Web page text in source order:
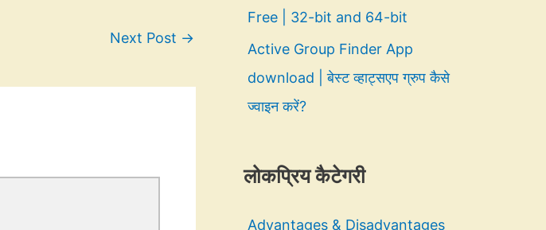
Next Post →
Free | 32-bit and 64-bit
Active Group Finder App
download | बेस्ट व्हाट्सएप ग्रुप कैसे
ज्वाइन करें?
लोकप्रिय कैटेगरी
Advantages & Disadvantages